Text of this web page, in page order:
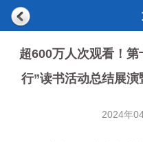
超600万人次观看！第
行”读书活动总结展
2024年